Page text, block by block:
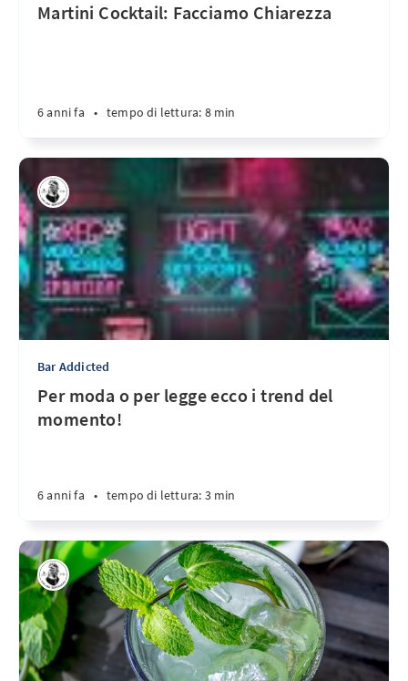
Martini Cocktail: Facciamo Chiarezza
6 anni fa • tempo di lettura: 8 min
Bar Addicted
Per moda o per legge ecco i trend del
momento!
6 anni fa • tempo di lettura: 3 min